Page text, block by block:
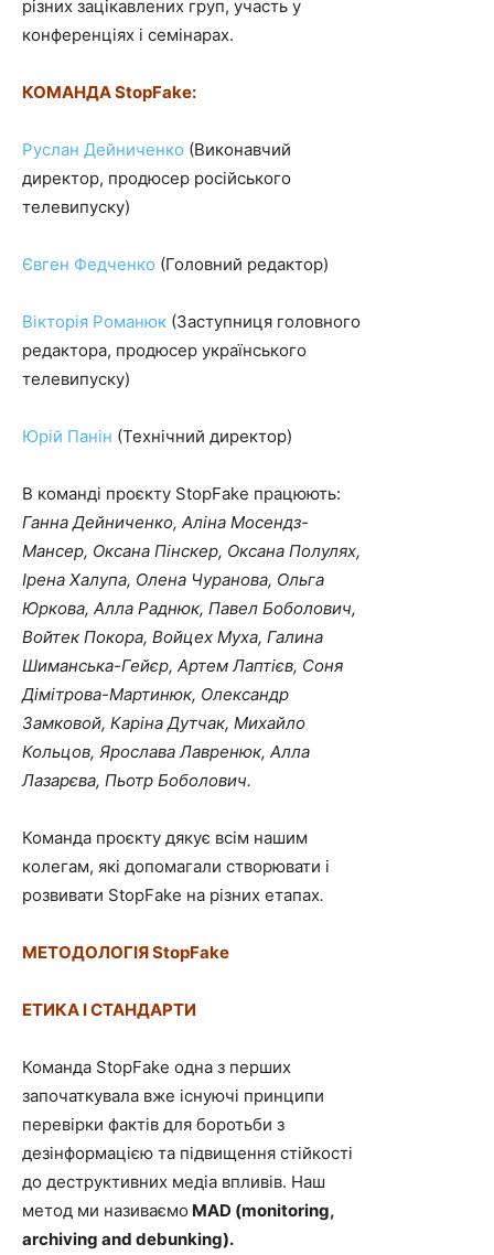
різних зацікавлених груп, участь у
конференціях і семінарах.
КОМАНДА StopFake:
Руслан Дейниченко (Виконавчий
директор, продюсер російського
телевипуску)
Євген Федченко (Головний редактор)
Вікторія Романюк (Заступниця головного
редактора, продюсер українського
телевипуску)
Юрій Панін (Технічний директор)
В команді проєкту StopFake працюють:
Ганна Дейниченко, Аліна Мосендз-
Мансер, Оксана Пінскер, Оксана Полулях,
Ірена Халупа, Олена Чуранова, Ольга
Юркова, Алла Раднюк, Павел Боболович,
Войтек Покора, Войцех Муха, Галина
Шиманська-Гейєр, Артем Лаптієв, Соня
Дімітрова-Мартинюк, Олександр
Замковой, Каріна Дутчак, Михайло
Кольцов, Ярослава Лавренюк, Алла
Лазарєва, Пьотр Боболович.
Команда проєкту дякує всім нашим
колегам, які допомагали створювати і
розвивати StopFake на різних етапах.
МЕТОДОЛОГІЯStopFake
ЕТИКА І СТАНДАРТИ
Команда StopFake одна з перших
започаткувала вже існуючі принципи
перевірки фактів для боротьби з
дезінформацією та підвищення стійкості
до деструктивних медіа впливів. Наш
метод ми називаємо MAD (monitoring,
archiving and debunking).